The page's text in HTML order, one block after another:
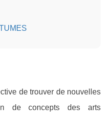
de trouver de nouvelles
de concepts des arts